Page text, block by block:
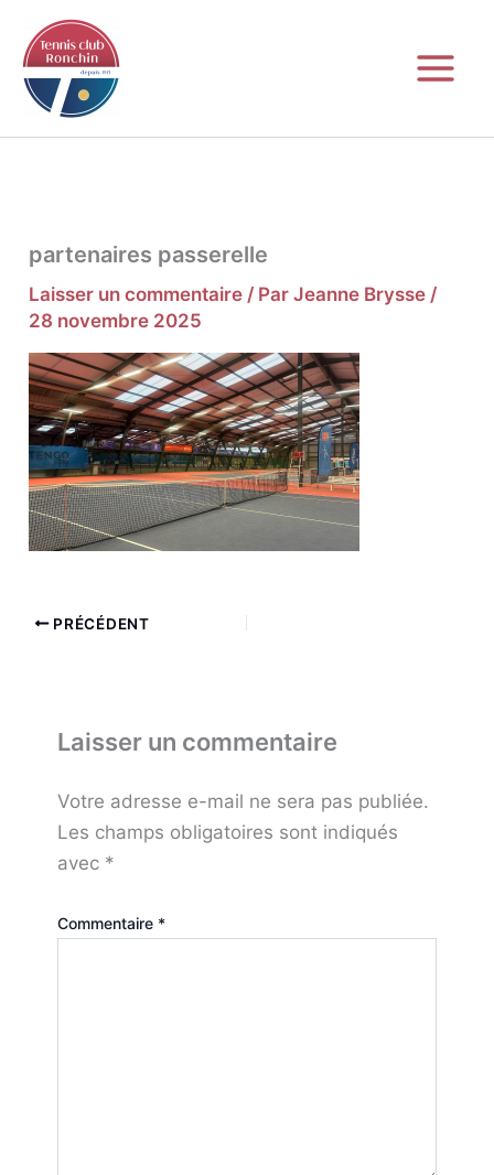
contenu
partenaires passerelle
Laisser un commentaire / ParJeanne Brysse /
28 novembre 2025
PRÉCÉDENT
Laisser un commentaire
Votre adresse e-mail ne sera pas publiée.
Les champs obligatoires sont indiqués
avec *
Commentaire *